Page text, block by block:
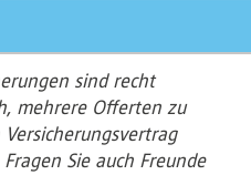
sind recht
mehrere Offerten zu
Sie auch Freunde